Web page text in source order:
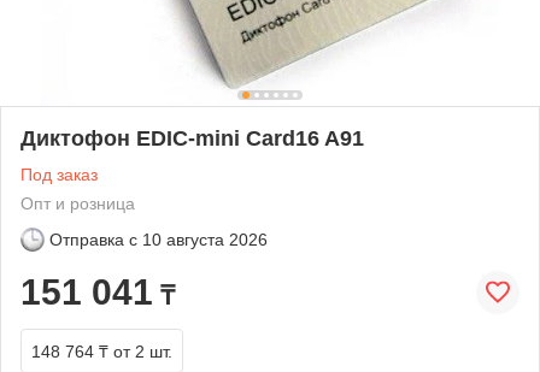
Диктофон EDIC-mini Card16 A91
Под заказ
Опт и розница
Отправка с 10 августа 2026
151 041 ₸
148 764 ₸ от 2 шт.